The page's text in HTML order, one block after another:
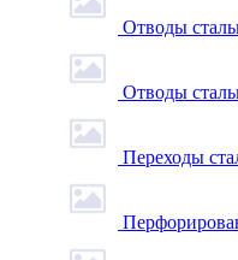
Отводы
Отводы
Переходы